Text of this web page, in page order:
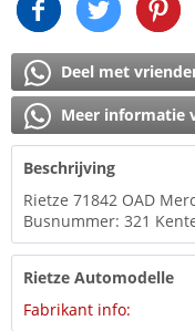
Deel met
Meer informatie
Beschrijving
Rietze 71842 OAD
Busnummer: 321
Rietze Automodelle
Fabrikant info: